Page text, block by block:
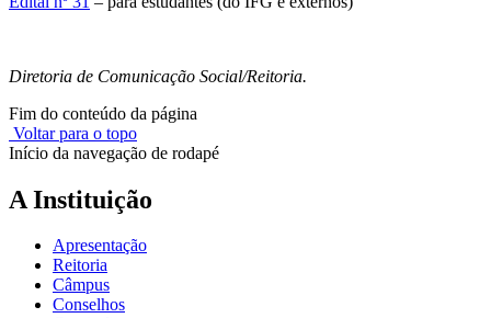
Diretoria de Comunicação Social/Reitoria.
Fim do conteúdo da página
Voltar para o topo
Início da navegação de rodapé
A Instituição
Apresentação
Reitoria
Câmpus
Conselhos